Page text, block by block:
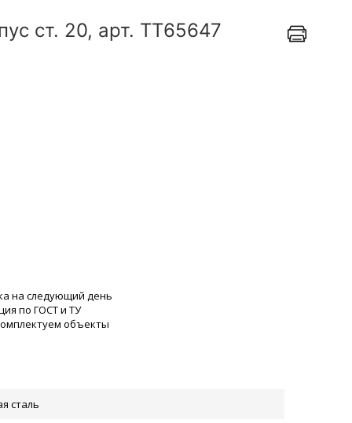
ст. 20, арт. ТТ65647
на следующий день
по ГОСТ и ТУ
объекты
сталь